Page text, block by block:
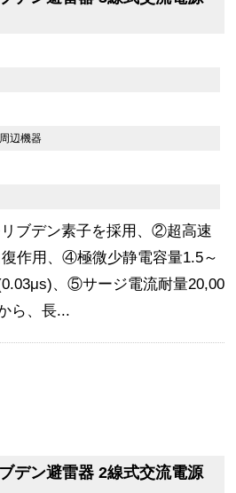
辺機器
ブデン素子を採用、②超高速
作用、④極微少静電容量1.5～
、⑤サージ電流耐量20,00
ら、長...
デン避雷器 2線式交流電源